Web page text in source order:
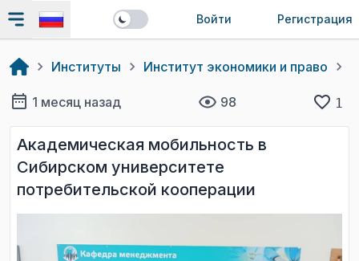
Войти Регистрация
Институты Институт экономики и право
1 месяц назад 98 1
Академическая мобильность в
Сибирском университете
потребительской кооперации